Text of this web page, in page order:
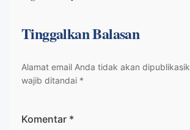
Tinggalkan Balasan
Alamat email Anda tidak akan
wajib ditandai *
Komentar *